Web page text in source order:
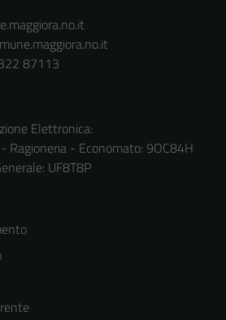
87113
Elettronica:
Ragioneria - Economato: 9OC84H
UF8T8P